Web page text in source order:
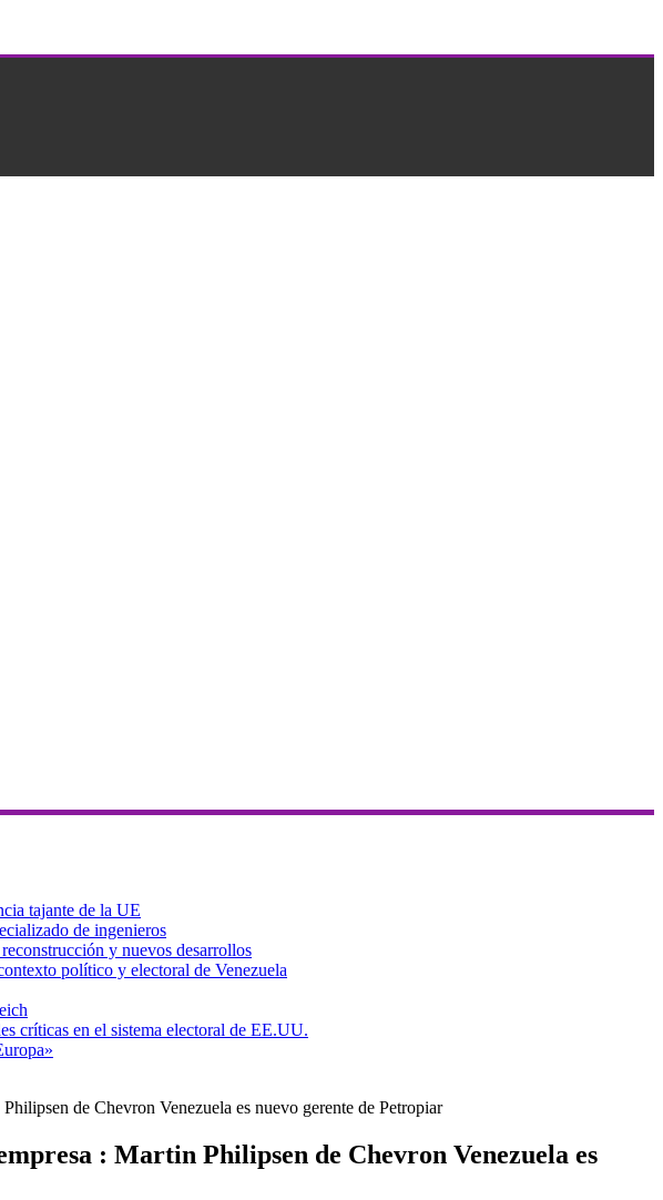
tajante de la UE
de ingenieros
y nuevos desarrollos
político y electoral de Venezuela
críticas en el sistema electoral de EE.UU.
de Chevron Venezuela es nuevo gerente de Petropiar
: Martin Philipsen de Chevron Venezuela es